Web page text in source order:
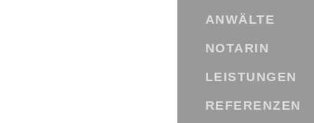
ANWÄLTE
NOTARIN
LEISTUNGEN
REFERENZEN